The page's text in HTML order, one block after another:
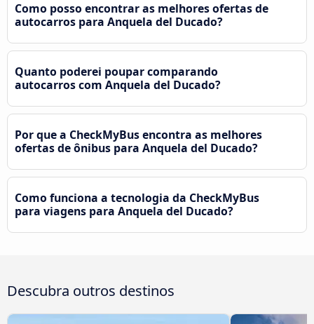
Como posso encontrar as melhores ofertas de
autocarros para Anquela del Ducado?
Quanto poderei poupar comparando
autocarros com Anquela del Ducado?
Por que a CheckMyBus encontra as melhores
ofertas de ônibus para Anquela del Ducado?
Como funciona a tecnologia da CheckMyBus
para viagens para Anquela del Ducado?
Descubra outros destinos